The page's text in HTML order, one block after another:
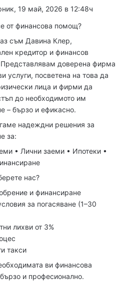
а
:
19 май, 2026 в 12:48ч
от финансова помощ?
съм Давина Клер,
кредитор и финансов
Представлявам доверена фирма
услуги, посветена на това да
лица и фирми да
до необходимото им
– бързо и ефикасно.
надеждни решения за
за:
• Лични заеми • Ипотеки •
нас?
и финансиране
за погасяване (1–30
лихви от 3%
такси
ви финансова
и професионално.